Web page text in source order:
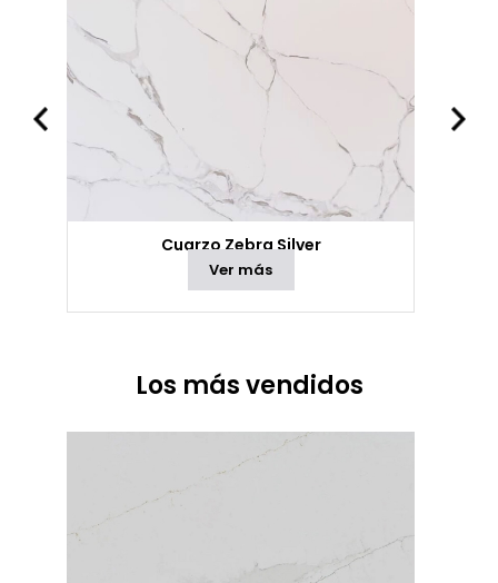
Cuarzo Zebra Silver
Ver más
Los más vendidos